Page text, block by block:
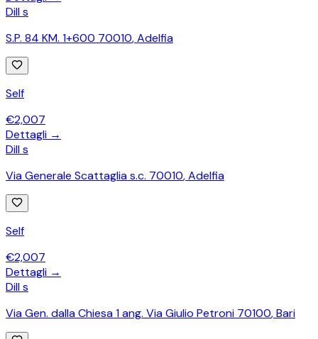
Dill s
S.P. 84 KM. 1+600 70010,Adelfia
Self
€2,007
Dettagli →
Dill s
Via Generale Scattaglia s.c. 70010,Adelfia
Self
€2,007
Dettagli →
Dill s
Via Gen. dalla Chiesa 1 ang. Via Giulio Petroni 70100,Bari